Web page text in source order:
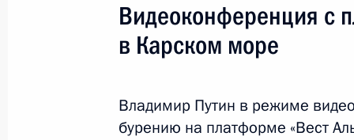
соглашения
29 декабря 2014 года, 10:40
Видеоконференция с
в Карском море
Владимир Путин в режиме
бурению на платформе «Вест